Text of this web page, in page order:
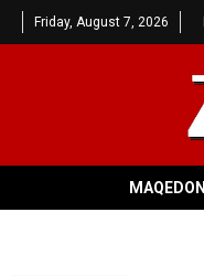
Friday, August 7, 2026
MAQEDONI